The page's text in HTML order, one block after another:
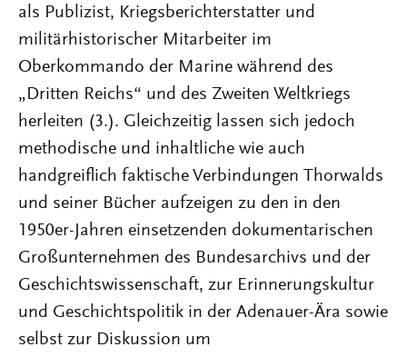
als Publizist, Kriegsberichterstatter und
militärhistorischer Mitarbeiter im
Oberkommando der Marine während des
„Dritten Reichs“ und des Zweiten Weltkriegs
herleiten (3.). Gleichzeitig lassen sich jedoch
methodische und inhaltliche wie auch
handgreiflich faktische Verbindungen Thorwalds
und seiner Bücher aufzeigen zu den in den
1950er-Jahren einsetzenden dokumentarischen
Großunternehmen des Bundesarchivs und der
Geschichtswissenschaft, zur Erinnerungskultur
und Geschichtspolitik in der Adenauer-Ära sowie
selbst zur Diskussion um